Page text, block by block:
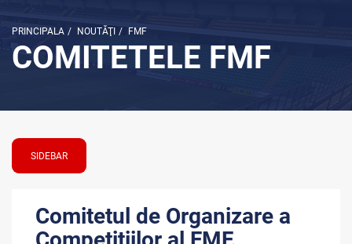
PRINCIPALA / NOUTĂŢI / FMF
COMITETELE FMF
SIDEBAR
Comitetul de Organizare a